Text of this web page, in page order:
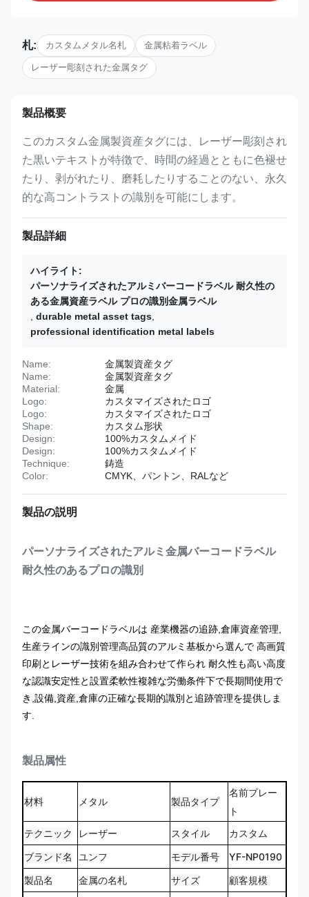
札: カスタムメタル名札 金属粘着ラベル
レーザー彫刻された金属タグ
製品概要
このカスタム金属製資産タグには、レーザー彫刻され
た黒いテキストが特徴で、時間の経過とともに色褪せ
たり、剥がれたり、磨耗したりすることのない、永久
的な高コントラストの識別を可能にします。
製品詳細
ハイライト:
パーソナライズされたアルミバーコードラベル 耐久性の
ある金属資産ラベル プロの識別金属ラベル
durable metal asset tags
professional identification metal labels
Name:
金属製資産タグ
Name:
金属製資産タグ
Material:
金属
Logo:
カスタマイズされたロゴ
Logo:
カスタマイズされたロゴ
Shape:
カスタム形状
Design:
100%カスタムメイド
Design:
100%カスタムメイド
Technique:
鋳造
Color:
CMYK、パントン、RALなど
製品の説明
パーソナライズされたアルミ金属バーコードラベル
耐久性のあるプロの識別
この金属バーコードラベルは 産業機器の追跡,倉庫資産管理,
生産ラインの識別管理高品質のアルミ基板から選んで 高画質
印刷とレーザー技術を組み合わせて作られ 耐久性も高い高度
な認識安定性と設置柔軟性複雑な労働条件下で長期間使用で
き,設備,資産,倉庫の正確な長期的識別と追跡管理を提供しま
す.
製品属性
材料 メタル 製品タイプ
名前プレー
ト
テクニック
レーザー スタイル
カスタム
ブランド名
ユンフ モデル番号
YF-NP0190
製品名
金属の名札 サイズ
顧客規模